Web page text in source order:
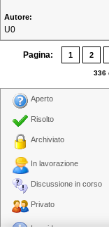
U0
Pagina: 1 2
336
Aperto
Risolto
Archiviato
In lavorazione
Discussione in corso
Privato
In evidenza